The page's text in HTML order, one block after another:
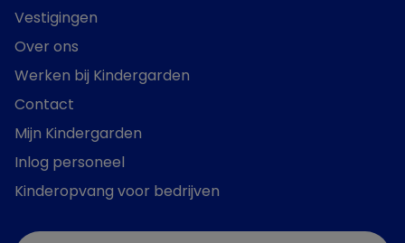
Vestigingen
Over ons
Werken bij Kindergarden
Contact
Mijn Kindergarden
Inlog personeel
Kinderopvang voor bedrijven